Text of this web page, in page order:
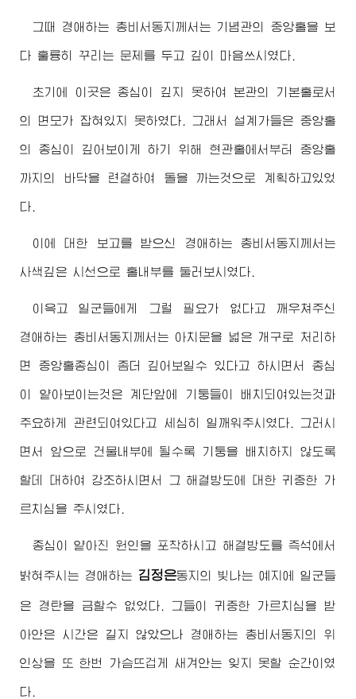
그때 경애하는 총비서동지께서 는 기념관의 중앙홀을 보
다 훌륭히 꾸리는 문제를 두고 깊이 마음쓰시였다.
초기에 이곳은 종심이 깊지 못하여 본관의 기본홀로서
의 면모가 잡혀있지 못하였다. 그래서 설계가들은 중앙홀
의 종심이 깊어보이게 하기 위해 현관홀에서부터 중앙홀
까지의 바닥을 련결하여 돌을 까는것으로 계획하고있었
다.
이에 대한 보고를 받으신 경애하는 총비서동지께서는
사색깊은 시선으로 홀내부를 둘러보시였다.
이윽고 일군들에게 그럴 필요가 없다고 깨우쳐주신
경애하는 총비서동지께서 는 아치문을 넓은 개구로 처리하
면 중앙홀종심이 좀더 깊어보일수 있다고 하시면서 종심
이 얕아보이는것은 계단앞에 기둥들이 배치되여있는것과
주요하게 관련되여있다고 세심히 일깨워주시였다. 그러시
면서 앞으로 건물내부에 될수록 기둥을 배치하지 않도록
할데 대하여 강조하시면서 그 해결방도에 대한 귀중한 가
르치심을 주시였다.
종심이 얕아진 원인을 포착하시고 해결방도를 즉석에서
밝혀주시는 경애하는 김정은동지 의 빛나는 예지에 일군들
은 경탄을 금할수 없었다. 그들이 귀중한 가르치심을 받
아안은 시간은 길지 않았으나 경애하는 총비서동지의 위
인상을 또 한번 가슴뜨겁게 새겨안는 잊지 못할 순간이였
다.